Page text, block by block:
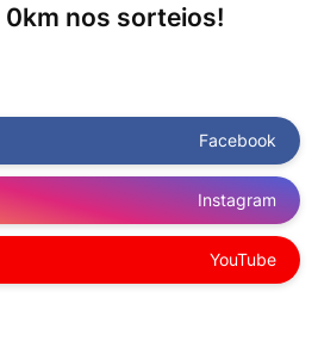
0km nos sorteios!
Facebook
Instagram
YouTube